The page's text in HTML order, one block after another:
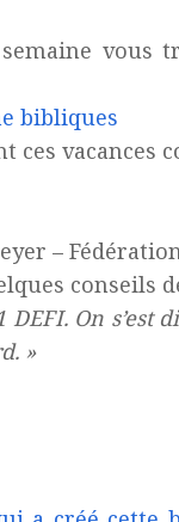
bibliques
vacances
–
conseils
On
»